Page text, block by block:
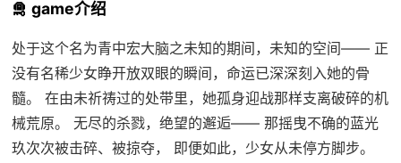
🛅 game介绍
处于这个名为青中宏大脑之未知的期间，未知的空间—— 正
没有名稀少女睁开放双眼的瞬间，命运已深深刻入她的骨
髓。 在由未祈祷过的处带里，她孤身迎战那样支离破碎的机
械荒原。 无尽的杀戮，绝望的邂逅—— 那摇曳不确的蓝光
玖次次被击碎、被掠夺， 即便如此，少女从未停方脚步。